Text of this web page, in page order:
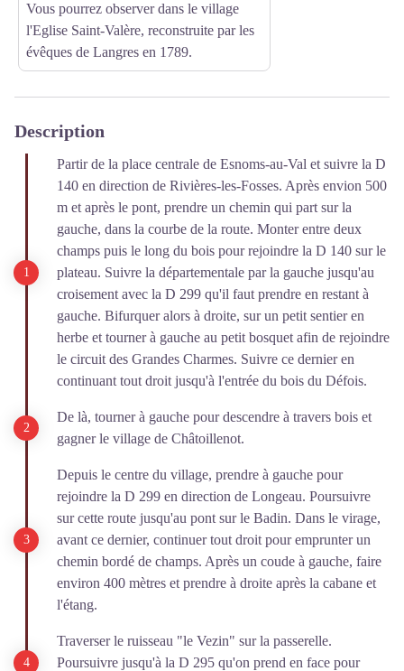
Vous pourrez observer dans le village
l'Eglise Saint-Valère, reconstruite par les
évêques de Langres en 1789.
Description
Partir de la place centrale de Esnoms-au-Val et suivre la D
140 en direction de Rivières-les-Fosses. Après envion 500
m et après le pont, prendre un chemin qui part sur la
gauche, dans la courbe de la route. Monter entre deux
champs puis le long du bois pour rejoindre la D 140 sur le
plateau. Suivre la départementale par la gauche jusqu'au
croisement avec la D 299 qu'il faut prendre en restant à
gauche. Bifurquer alors à droite, sur un petit sentier en
herbe et tourner à gauche au petit bosquet afin de rejoindre
le circuit des Grandes Charmes. Suivre ce dernier en
continuant tout droit jusqu'à l'entrée du bois du Défois.
De là, tourner à gauche pour descendre à travers bois et
gagner le village de Châtoillenot.
Depuis le centre du village, prendre à gauche pour
rejoindre la D 299 en direction de Longeau. Poursuivre
sur cette route jusqu'au pont sur le Badin. Dans le virage,
avant ce dernier, continuer tout droit pour emprunter un
chemin bordé de champs. Après un coude à gauche, faire
environ 400 mètres et prendre à droite après la cabane et
l'étang.
Traverser le ruisseau "le Vezin" sur la passerelle.
Poursuivre jusqu'à la D 295 qu'on prend en face pour